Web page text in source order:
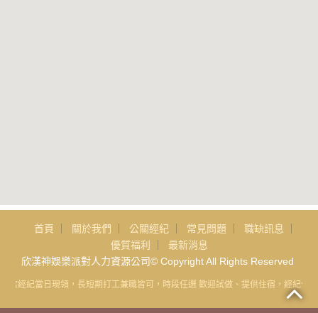
首頁 關於我們 公關經紀 常見問題
職缺訊息
優質福利
最新消息
欣漢神娛樂派對人力資源公司© Copyright All Rights Reserved
店經紀當日現領，長短期打工兼職皆可，時段任選 歡迎試做、提供住宿，經紀公